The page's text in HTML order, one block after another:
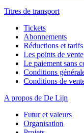
Titres de transport
Tickets
Abonnements
Réductions et
Les points de vente
Le paiement sans
Conditions
Conditions de
A propos de De Lijn
Futur et valeurs
Organisation